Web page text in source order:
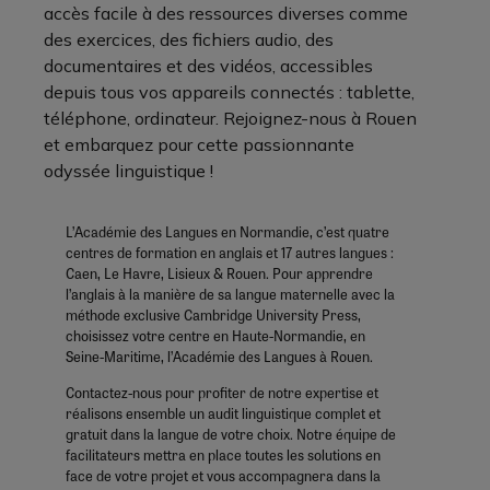
accès facile à des ressources diverses comme
des exercices, des fichiers audio, des
documentaires et des vidéos, accessibles
depuis tous vos appareils connectés : tablette,
téléphone, ordinateur. Rejoignez-nous à Rouen
et embarquez pour cette passionnante
odyssée linguistique !
L’Académie des Langues en Normandie, c’est quatre
centres de formation en anglais et 17 autres langues :
Caen, Le Havre, Lisieux & Rouen. Pour apprendre
l’anglais à la manière de sa langue maternelle avec la
méthode exclusive Cambridge University Press,
choisissez votre centre en Haute-Normandie, en
Seine-Maritime, l’Académie des Langues à Rouen.
Contactez-nous pour profiter de notre expertise et
réalisons ensemble un audit linguistique complet et
gratuit dans la langue de votre choix. Notre équipe de
facilitateurs mettra en place toutes les solutions en
face de votre projet et vous accompagnera dans la